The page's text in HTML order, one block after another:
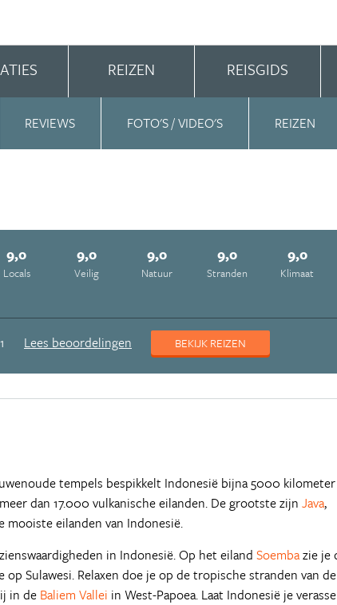
REIZEN REISGIDS
REVIEWS FOTO'S / VIDEO'S REIZEN
9,0
Locals
9,0
Veilig
9,0
Natuur
9,0
Stranden
9,0
Klimaat
Lees beoordelingen BEKIJK REIZEN
tempels bespikkelt Indonesië bijna 5000 kilometer
dan 17.000 vulkanische eilanden. De grootste zijn Java,
mooiste eilanden van Indonesië.
in Indonesië. Op het eiland Soembazie je
Sulawesi. Relaxen doe je op de tropische stranden van de
in de Baliem Vallei in West-Papoea. Laat Indonesië je